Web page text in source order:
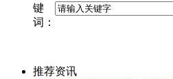
键
词：
推荐资讯